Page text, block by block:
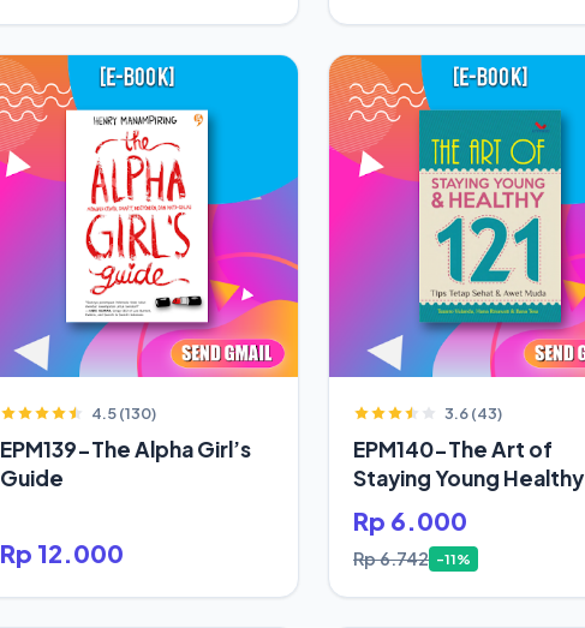
4.5 (130)
EPM139-The Alpha Girl’s
Guide
Rp 12.000
3.6 (43)
EPM140-The Art of
Staying Young Healthy
Rp 6.000
Rp 6.742 -11%